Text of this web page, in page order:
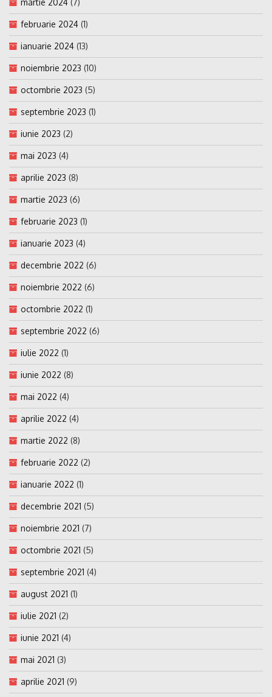
februarie 2024 (1)
ianuarie 2024 (13)
noiembrie 2023 (10)
octombrie 2023 (5)
septembrie 2023 (1)
iunie 2023 (2)
mai 2023 (4)
aprilie 2023 (8)
martie 2023 (6)
februarie 2023 (1)
ianuarie 2023 (4)
decembrie 2022 (6)
noiembrie 2022 (6)
octombrie 2022 (1)
septembrie 2022 (6)
iulie 2022 (1)
iunie 2022 (8)
mai 2022 (4)
aprilie 2022 (4)
martie 2022 (8)
februarie 2022 (2)
ianuarie 2022 (1)
decembrie 2021 (5)
noiembrie 2021 (7)
octombrie 2021 (5)
septembrie 2021 (4)
august 2021 (1)
iulie 2021 (2)
iunie 2021 (4)
mai 2021 (3)
aprilie 2021 (9)